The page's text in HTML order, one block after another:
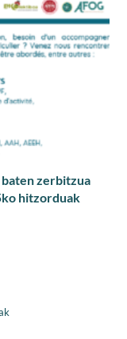
zerbitzua
hitzorduak